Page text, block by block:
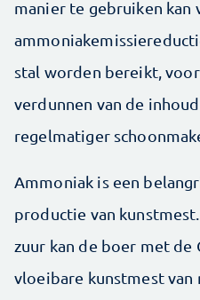
manier te gebruiken kan
stal worden bereikt,
verdunnen van de
regelmatiger
Ammoniak is een
productie van
zuur kan de boer met de
vloeibare kunstmest van